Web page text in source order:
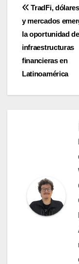
de
entradas
TradFi,
y mercados
la oportunidad
infraestructuras
financieras en
Latinoamérica